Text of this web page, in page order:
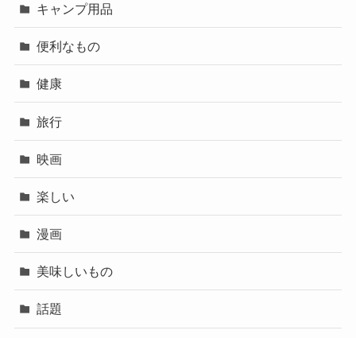
キャンプ用品
便利なもの
健康
旅行
映画
楽しい
漫画
美味しいもの
話題